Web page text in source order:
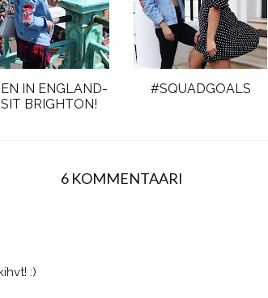
IN ENGLAND-
BRIGHTON!
#SQUADGOALS
6 KOMMENTAARI
:)